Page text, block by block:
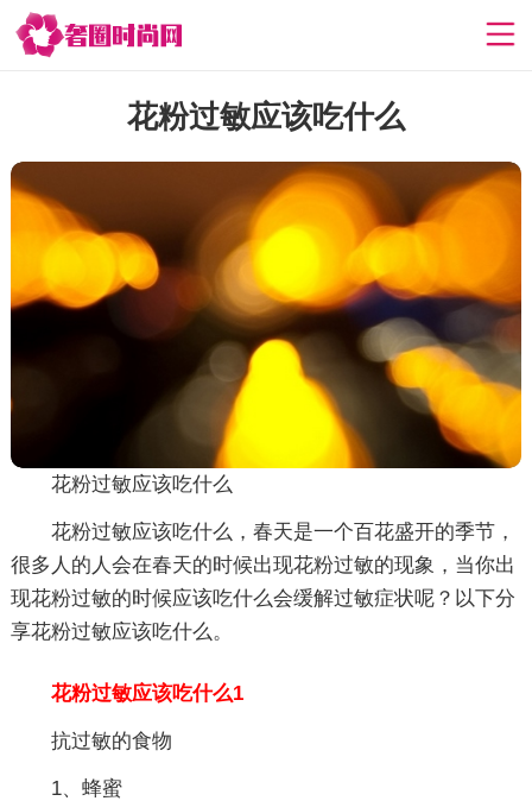
花粉过敏应该吃什么
花粉过敏应该吃什么
花粉过敏应该吃什么，春天是一个百花盛开的季节，
很多人的人会在春天的时候出现花粉过敏的现象，当你出
现花粉过敏的时候应该吃什么会缓解过敏症状呢？以下分
享花粉过敏应该吃什么。
花粉过敏应该吃什么1
抗过敏的食物
1、蜂蜜